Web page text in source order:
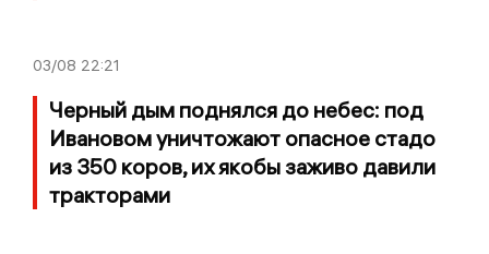
03/08 22:21
Черный дым поднялся до небес: под
Ивановом уничтожают опасное стадо
из 350 коров, их якобы заживо давили
тракторами